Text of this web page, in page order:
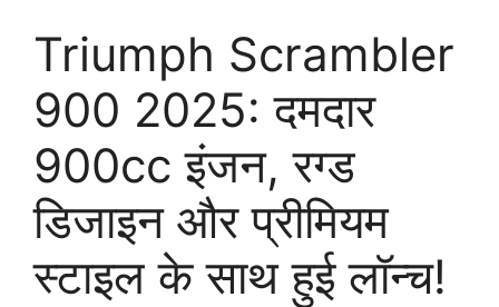
Triumph Scrambler
900 2025: दमदार
900cc इंजन, रग्ड
डिजाइन और प्रीमियम
स्टाइल के साथ हुई लॉन्च!